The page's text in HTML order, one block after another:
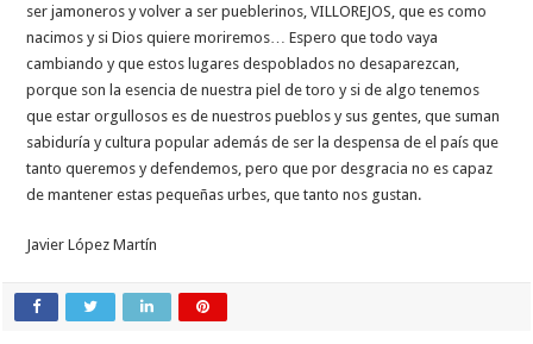
ser jamoneros y volver a ser pueblerinos, VILLOREJOS, que es como
nacimos y si Dios quiere moriremos… Espero que todo vaya
cambiando y que estos lugares despoblados no desaparezcan,
porque son la esencia de nuestra piel de toro y si de algo tenemos
que estar orgullosos es de nuestros pueblos y sus gentes, que suman
sabiduría y cultura popular además de ser la despensa de el país que
tanto queremos y defendemos, pero que por desgracia no es capaz
de mantener estas pequeñas urbes, que tanto nos gustan.
Javier López Martín